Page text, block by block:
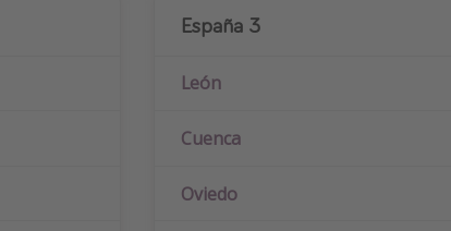
España 3
León
Cuenca
Oviedo